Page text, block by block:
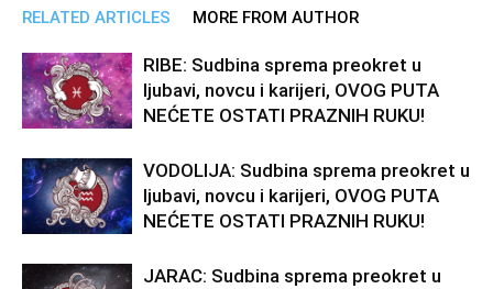
RELATED ARTICLES MORE FROM AUTHOR
RIBE: Sudbina sprema preokret u
ljubavi, novcu i karijeri, OVOG PUTA
NEĆETE OSTATI PRAZNIH RUKU!
VODOLIJA: Sudbina sprema preokret u
ljubavi, novcu i karijeri, OVOG PUTA
NEĆETE OSTATI PRAZNIH RUKU!
JARAC: Sudbina sprema preokret u